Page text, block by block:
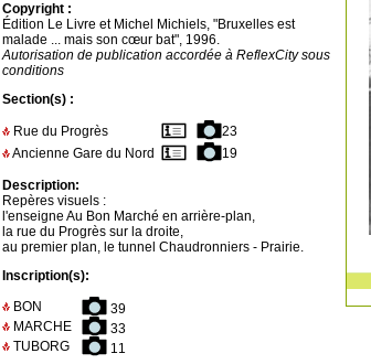
Copyright :
Édition Le Livre et Michel Michiels, "Bruxelles est
malade ... mais son cœur bat", 1996.
Autorisation de publication accordée à ReflexCity sous
conditions
Section(s) :
Rue du Progrès
23
Ancienne Gare du Nord
19
Description:
Repères visuels :
l'enseigne Au Bon Marché en arrière-plan,
la rue du Progrès sur la droite,
au premier plan, le tunnel Chaudronniers - Prairie.
Inscription(s):
BON
39
MARCHE
33
TUBORG
11